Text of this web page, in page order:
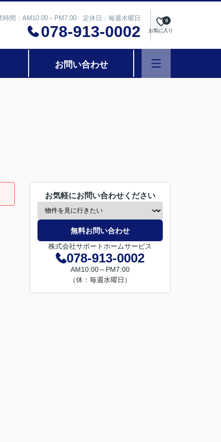
時間：AM10:00～PM7:00 定休日：毎週水曜日
078-913-0002 お気に入り
0
お問い合わせ
お気軽にお問い合わせください
無料お問い合わせ
株式会社サポートホームサービス
078-913-0002
AM10:00～PM7:00
（休：毎週水曜日）